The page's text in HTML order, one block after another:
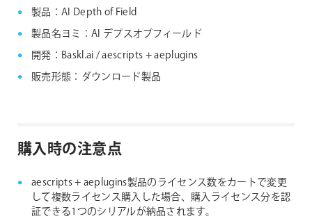
製品：AI Depth of Field
製品名ヨミ：AI デプスオブフィールド
開発：Baskl.ai / aescripts + aeplugins
販売形態：ダウンロード製品
購入時の注意点
aescripts + aeplugins製品のライセンス数をカートで変更
して複数ライセンス購入した場合、購入ライセンス分を認
証できる1つのシリアルが納品されます。